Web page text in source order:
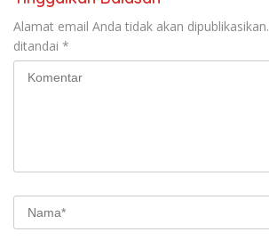
Alamat email Anda tidak akan dipublikasikan.
ditandai *